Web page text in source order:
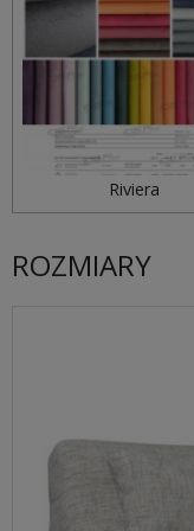
Riviera
ROZMIARY